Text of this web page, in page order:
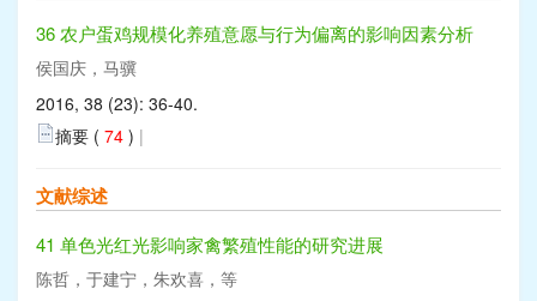
36 农户蛋鸡规模化养殖意愿与行为偏离的影响因素分析
侯国庆，马骥
2016, 38 (23): 36-40.
摘要 ( 74 ) |
文献综述
41 单色光红光影响家禽繁殖性能的研究进展
陈哲，于建宁，朱欢喜，等